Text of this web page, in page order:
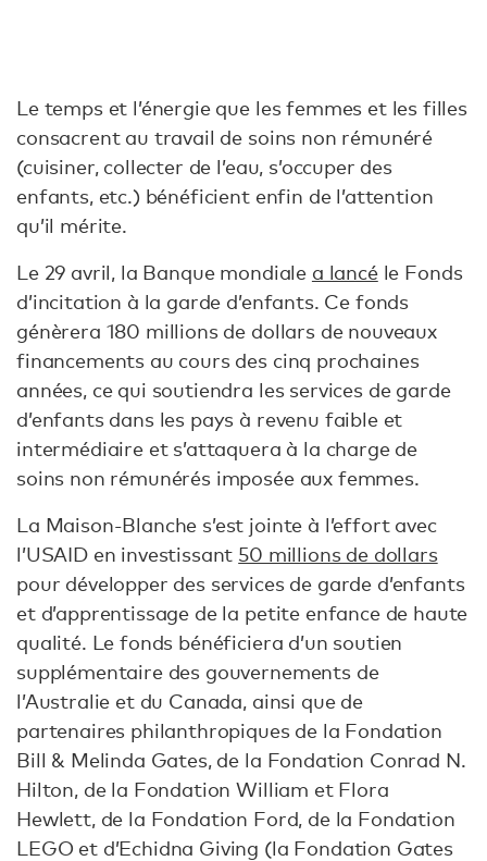
Le temps et l’énergie que les femmes et les filles
consacrent au travail de soins non rémunéré
(cuisiner, collecter de l’eau, s’occuper des
enfants, etc.) bénéficient enfin de l’attention
qu’il mérite.
Le 29 avril, la Banque mondiale a lancéle Fonds
d’incitation à la garde d’enfants. Ce fonds
génèrera 180 millions de dollars de nouveaux
financements au cours des cinq prochaines
années, ce qui soutiendra les services de garde
d’enfants dans les pays à revenu faible et
intermédiaire et s’attaquera à la charge de
soins non rémunérés imposée aux femmes.
La Maison-Blanche s’est jointe à l’effort avec
l’USAID en investissant 50 millions de dollars
pour développer des services de garde d’enfants
et d’apprentissage de la petite enfance de haute
qualité. Le fonds bénéficiera d’un soutien
supplémentaire des gouvernements de
l’Australie et du Canada, ainsi que de
partenaires philanthropiques de la Fondation
Bill & Melinda Gates, de la Fondation Conrad N.
Hilton, de la Fondation William et Flora
Hewlett, de la Fondation Ford, de la Fondation
LEGO et d’Echidna Giving (la Fondation Gates